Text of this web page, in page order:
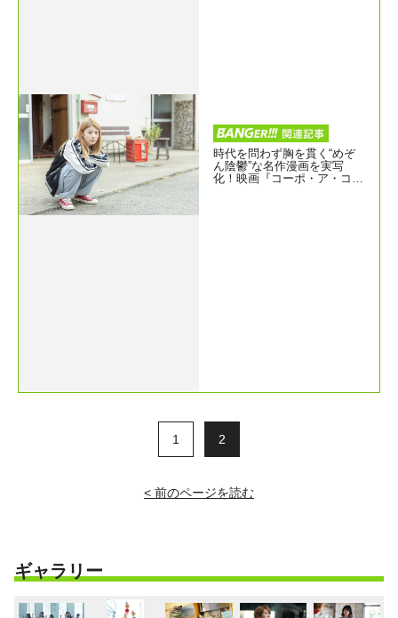
時代を問わず胸を貫く“めぞ
ん陰鬱”な名作漫画を実写
化！映画『コーポ・ア・コー
1 2
< 前のページを読む
ギャラリー